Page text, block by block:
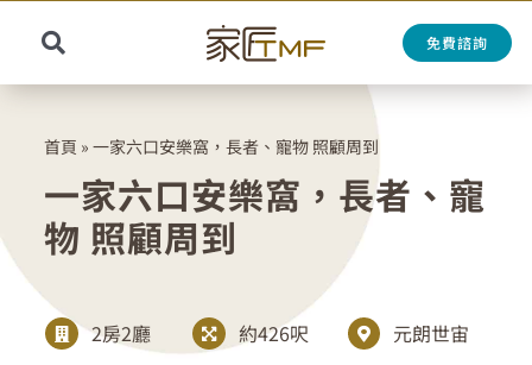
content
Toggle
Navigation
Search
免費諮詢
首頁 » 一家六口安樂窩，長者、寵物 照顧周到
一家六口安樂窩，長者、寵
物 照顧周到
2房2廳 約426呎 元朗世宙